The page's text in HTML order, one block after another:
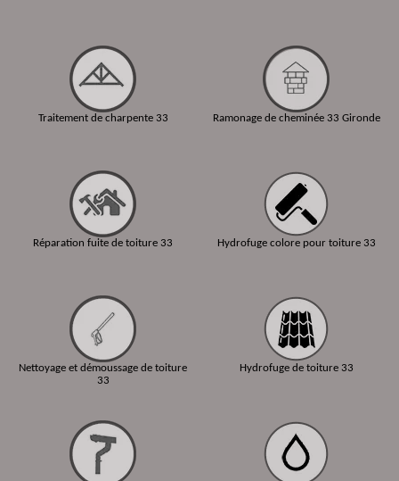
Traitement de charpente 33
Réparation fuite de toiture 33
Nettoyage et démoussage de toiture
33
Ramonage de cheminée 33 Gironde
Hydrofuge colore pour toiture 33
Hydrofuge de toiture 33